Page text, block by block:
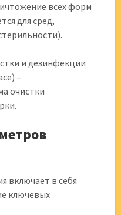
всех форм
для сред,
и дезинфекции
–
очистки
включает в себя
ключевых